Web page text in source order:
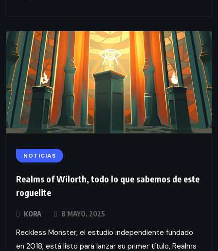
NOTICIAS
Realms of Wilorth, todo lo que sabemos de este
roguelite
KORA 8 MAYO, 2025
Reckless Monster, el estudio independiente fundado
en 2018, está listo para lanzar su primer título, Realms